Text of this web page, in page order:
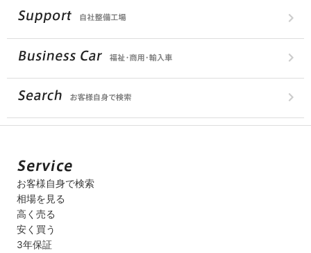
お客様自身で検索
相場を見る
高く売る
安く買う
3年保証